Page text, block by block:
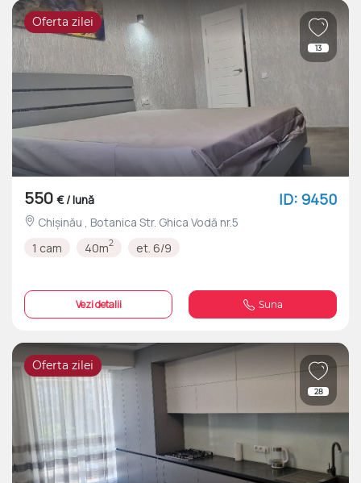
13
Oferta zilei
550 € / lună ID: 9450
Chișinău , Botanica Str. Ghica Vodă nr.5
1 cam
40m2 et. 6/9
Vezi detalii Suna
28
Oferta zilei